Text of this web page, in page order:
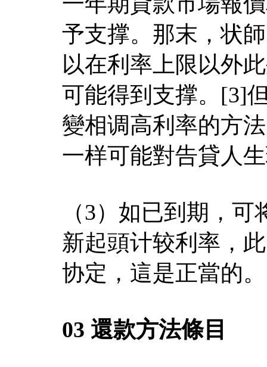
予支撑。那末，状
以在利率上限以外
可能得到支撑。[3]
變相调高利率的方
一样可能對告貸人
（3）如已到期，
新起頭计较利率，
协定，這是正當的。
03 還款方法條目